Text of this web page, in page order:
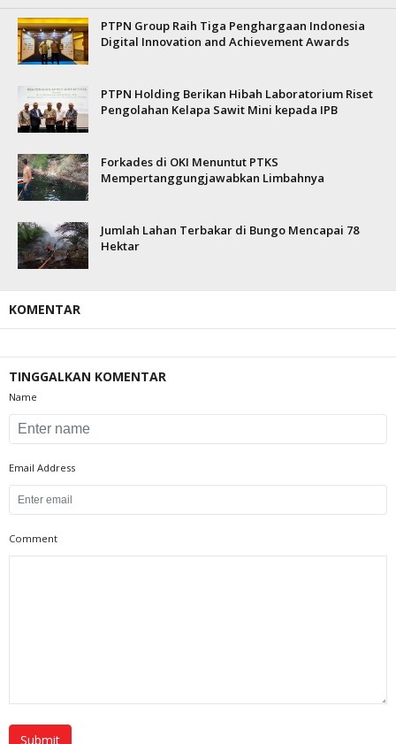
PTPN Group Raih Tiga Penghargaan Indonesia
Digital Innovation and Achievement Awards
PTPN Holding Berikan Hibah Laboratorium Riset
Pengolahan Kelapa Sawit Mini kepada IPB
Forkades di OKI Menuntut PTKS
Mempertanggungjawabkan Limbahnya
Jumlah Lahan Terbakar di Bungo Mencapai 78
Hektar
KOMENTAR
TINGGALKAN KOMENTAR
Name
Email Address
Comment